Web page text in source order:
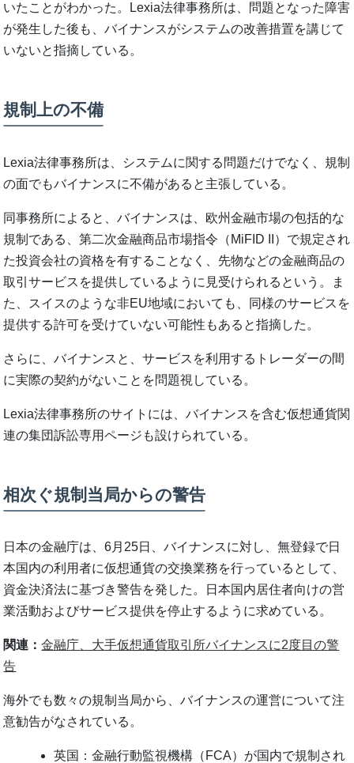
いたことがわかった。Lexia法律事務所は、問題となった障害
が発生した後も、バイナンスがシステムの改善措置を講じて
いないと指摘している。
規制上の不備
Lexia法律事務所は、システムに関する問題だけでなく、規制
の面でもバイナンスに不備があると主張している。
同事務所によると、バイナンスは、欧州金融市場の包括的な
規制である、第二次金融商品市場指令（MiFID II）で規定され
た投資会社の資格を有することなく、先物などの金融商品の
取引サービスを提供しているように見受けられるという。ま
た、スイスのような非EU地域においても、同様のサービスを
提供する許可を受けていない可能性もあると指摘した。
さらに、バイナンスと、サービスを利用するトレーダーの間
に実際の契約がないことを問題視している。
Lexia法律事務所のサイトには、バイナンスを含む仮想通貨関
連の集団訴訟専用ページも設けられている。
相次ぐ規制当局からの警告
日本の金融庁は、6月25日、バイナンスに対し、無登録で日
本国内の利用者に仮想通貨の交換業務を行っているとして、
資金決済法に基づき警告を発した。日本国内居住者向けの営
業活動およびサービス提供を停止するように求めている。
関連：金融庁、大手仮想通貨取引所バイナンスに2度目の警
告
海外でも数々の規制当局から、バイナンスの運営について注
意勧告がなされている。
英国：金融行動監視機構（FCA）が国内で規制され